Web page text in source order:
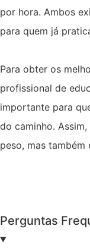
por hora. Ambos
para quem já
Para obter os
profissional de
importante para
do caminho.
peso, mas também
Perguntas